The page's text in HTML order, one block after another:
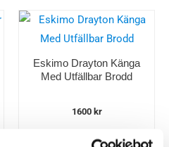
Eskimo Drayton Känga
Med Utfällbar Brodd
1600 kr